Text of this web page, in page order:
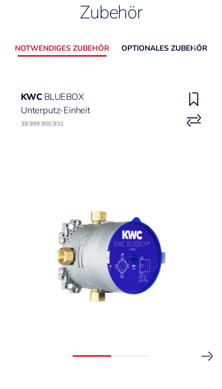
Zubehör
NOTWENDIGES ZUBEHÖR OPTIONALES ZUBEHÖR
KWC BLUEBOX
Unterputz-Einheit
39.999.900.931